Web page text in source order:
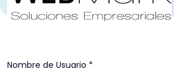
Nombre de Usuario *